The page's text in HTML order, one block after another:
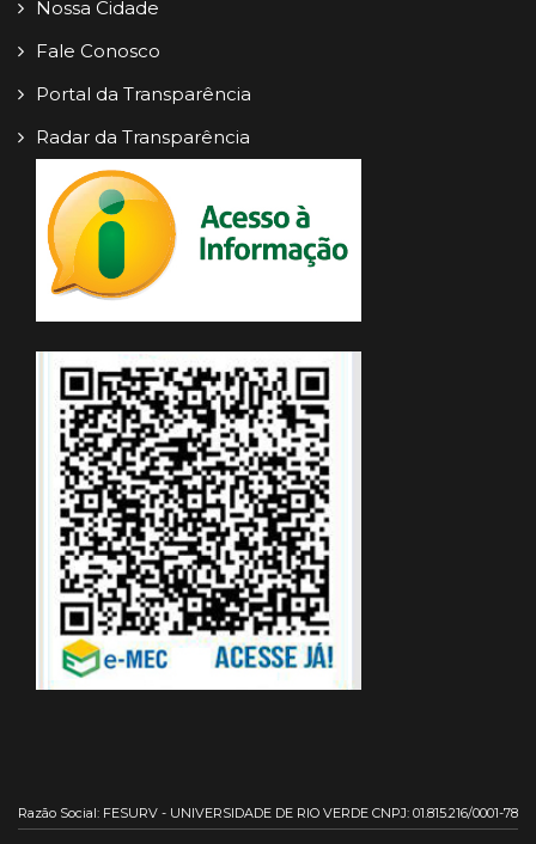
Nossa Cidade
Fale Conosco
Portal da Transparência
Radar da Transparência
Razão Social: FESURV - UNIVERSIDADE DE RIO VERDE CNPJ: 01.815.216/0001-78